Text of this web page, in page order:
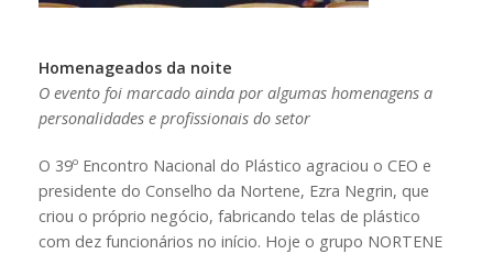
Homenageados da noite
O evento foi marcado ainda por algumas homenagens a
personalidades e profissionais do setor
O 39º Encontro Nacional do Plástico agraciou o CEO e
presidente do Conselho da Nortene, Ezra Negrin, que
criou o próprio negócio, fabricando telas de plástico
com dez funcionários no início. Hoje o grupo NORTENE